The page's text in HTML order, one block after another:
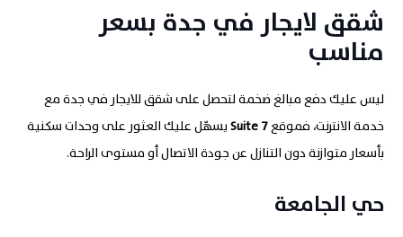
شقق لايجار في جدة بسعر
مناسب
ليس عليك دفع مبالغ ضخمة لتحصل على شقق للايجار في جدة مع
خدمة الانترنت، فموقع
Suite7
يسهّل عليك العثور على وحدات سكنية
بأسعار متوازنة دون التنازل عن جودة الاتصال أو مستوى الراحة.
حي الجامعة